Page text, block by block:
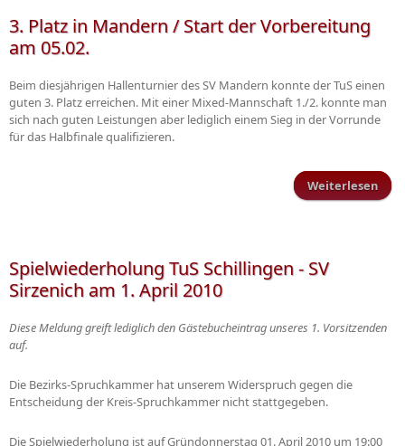
3. Platz in Mandern / Start der Vorbereitung
am 05.02.
Beim diesjährigen Hallenturnier des SV Mandern konnte der TuS einen
guten 3. Platz erreichen. Mit einer Mixed-Mannschaft 1./2. konnte man
sich nach guten Leistungen aber lediglich einem Sieg in der Vorrunde
für das Halbfinale qualifizieren.
Weiterlesen
in
Spielwiederholung TuS Schillingen - SV
Sirzenich am 1. April 2010
Diese Meldung greift lediglich den Gästebucheintrag unseres 1. Vorsitzenden
auf.
Die Bezirks-Spruchkammer hat unserem Widerspruch gegen die
Entscheidung der Kreis-Spruchkammer nicht stattgegeben.
Die Spielwiederholung ist auf Gründonnerstag 01. April 2010 um 19:00